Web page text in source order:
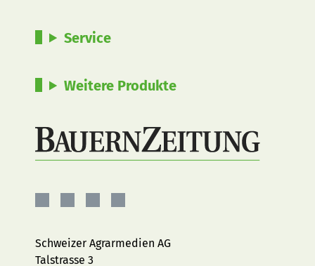
Service
Weitere Produkte
Facebook
Instagram
YouTubeLinkedIn
Schweizer Agrarmedien AG
Talstrasse 3